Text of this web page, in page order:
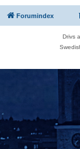
Forumindex
Drivs